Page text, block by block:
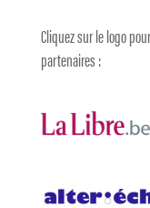
Cliquez sur le logo
partenaires :